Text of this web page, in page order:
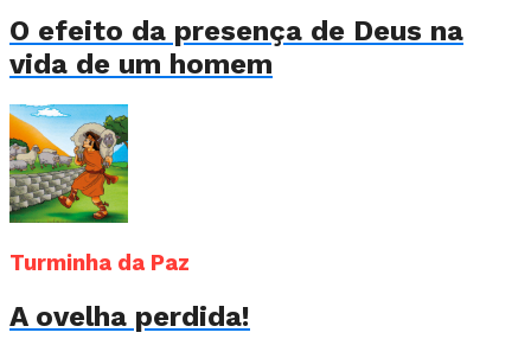
O efeito da presença de Deus na
vida de um homem
Turminha da Paz
A ovelha perdida!